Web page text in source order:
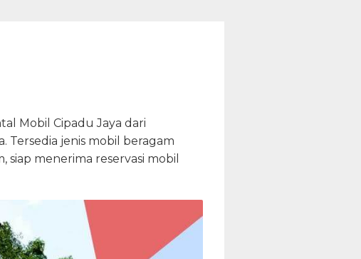
Mobil Cipadu Jaya dari
Tersedia jenis mobil beragam
siap menerima reservasi mobil